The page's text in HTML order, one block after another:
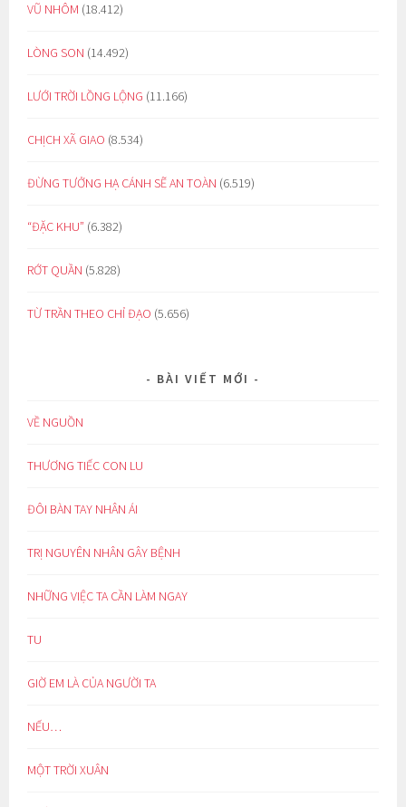
VŨ NHÔM (18.412)
LÒNG SON (14.492)
LƯỚI TRỜI LỒNG LỘNG (11.166)
CHỊCH XÃ GIAO (8.534)
ĐỪNG TƯỞNG HẠ CÁNH SẼ AN TOÀN (6.519)
“ĐẶC KHU” (6.382)
RỚT QUẦN (5.828)
TỪ TRẦN THEO CHỈ ĐẠO (5.656)
BÀI VIẾT MỚI
VỀ NGUỒN
THƯƠNG TIẾC CON LU
ĐÔI BÀN TAY NHÂN ÁI
TRỊ NGUYÊN NHÂN GÂY BỆNH
NHỮNG VIỆC TA CẦN LÀM NGAY
TU
GIỜ EM LÀ CỦA NGƯỜI TA
NẾU…
MỘT TRỜI XUÂN